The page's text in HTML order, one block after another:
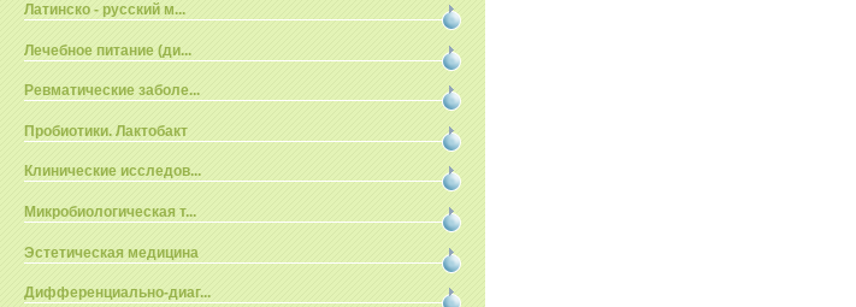
Латинско - русский м...
Лечебное питание (ди...
Ревматические заболе...
Пробиотики. Лактобакт
Клинические исследов...
Микробиологическая т...
Эстетическая медицина
Дифференциально-диаг...